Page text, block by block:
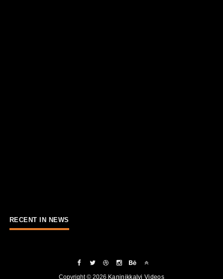
RECENT IN NEWS
Copyright ©2026 Kaninikkalvi Videos